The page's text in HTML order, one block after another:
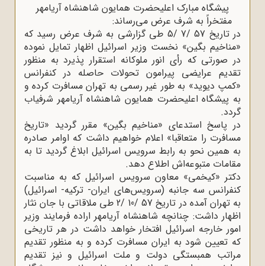
پیشگاه مبارک اعلیحضرت همایون شاهنشاه آریامهر
مفتخراً به شرف عرض می‌رساند:
در تاریخ 57 /7 /5 طی گزارشی به شرف عرض رسید که
«مناخیم بگین» نخست وزیر اسرائیل اظهار تمایل نموده
در صورتی که رأی انور ملوکانه استقرار پذیرد به منظور
تقدیم عرایضی پیرامون تحولات حاصله در کنفرانس
«کمپ دیوید» به طور غیر رسمی به تهران مسافرت کرده و
به پیشگاه اعلیحضرت همایون شاهنشاه آریامهر شرفیاب
گردد.
در پاسخ استدعای «مناخیم بگین» مقرر گردید «تاریخ
مسافرت را متعاقبا» اعلام خواهیم داشت که اوامر صادره
به همین نحو به رابط سرویس اسرائیل ابلاغ گردید تا به
مقامات متبوعه‌اش اطلاع دهد.
دکتر «کیخمی» معاون سرویس اسرائیل که به مناسبت
کنفرانس سه جانبه (سرویس‌های ایران- ترکیه- اسرائیل)
به تهران آمده در تاریخ 57 /10 /2 طی ملاقاتی با جان نثار
اظهار داشت: چنانچه شاهنشاه آریامهر اراده فرمایند وزیر
امور خارجه اسرائیل افتخار خواهد داشت در هر تاریخی
که تعیین شود به ایران مسافرت کرده و به منظور تقدیم
مراتب همبستگی دولت و ملت اسرائیل و نیز تقدیم